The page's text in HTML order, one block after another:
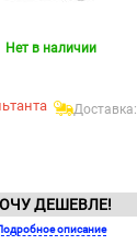
Нет в наличии
Доставка:
ДЕШЕВЛЕ!
описание